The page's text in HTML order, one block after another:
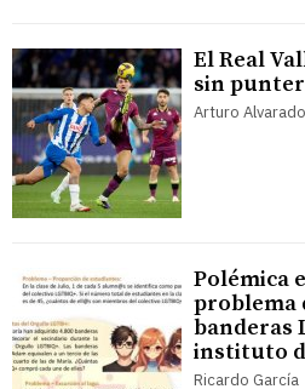
El Real
sin
Arturo Alvarado
Polémica
problema
banderas
instituto
Ricardo García